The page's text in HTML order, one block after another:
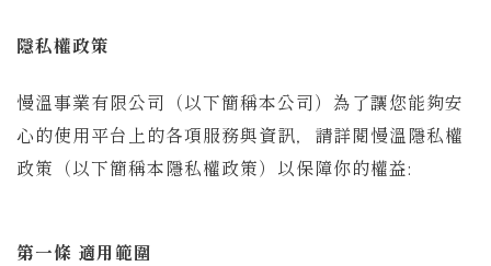
隱私權政策
慢溫事業有限公司（以下簡稱本公司）為了讓您能夠安
心的使用平台上的各項服務與資訊，請詳閱慢溫隱私權
政策（以下簡稱本隱私權政策）以保障你的權益:
第一條 適用範圍